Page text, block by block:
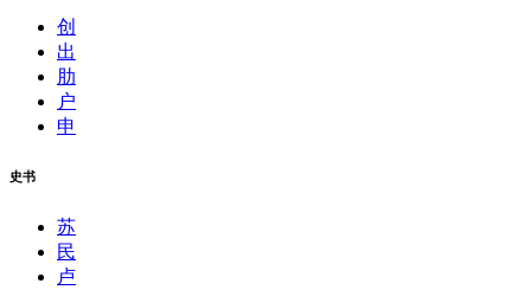
创
出
肋
户
申
史书
苏
民
卢